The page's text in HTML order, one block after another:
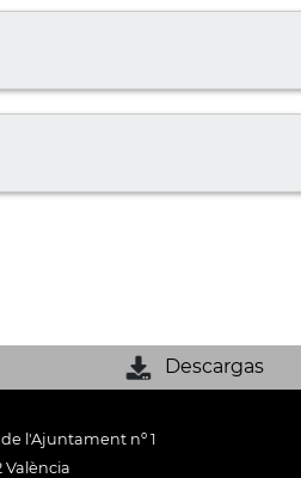
Descargas
l'Ajuntament nº 1
València